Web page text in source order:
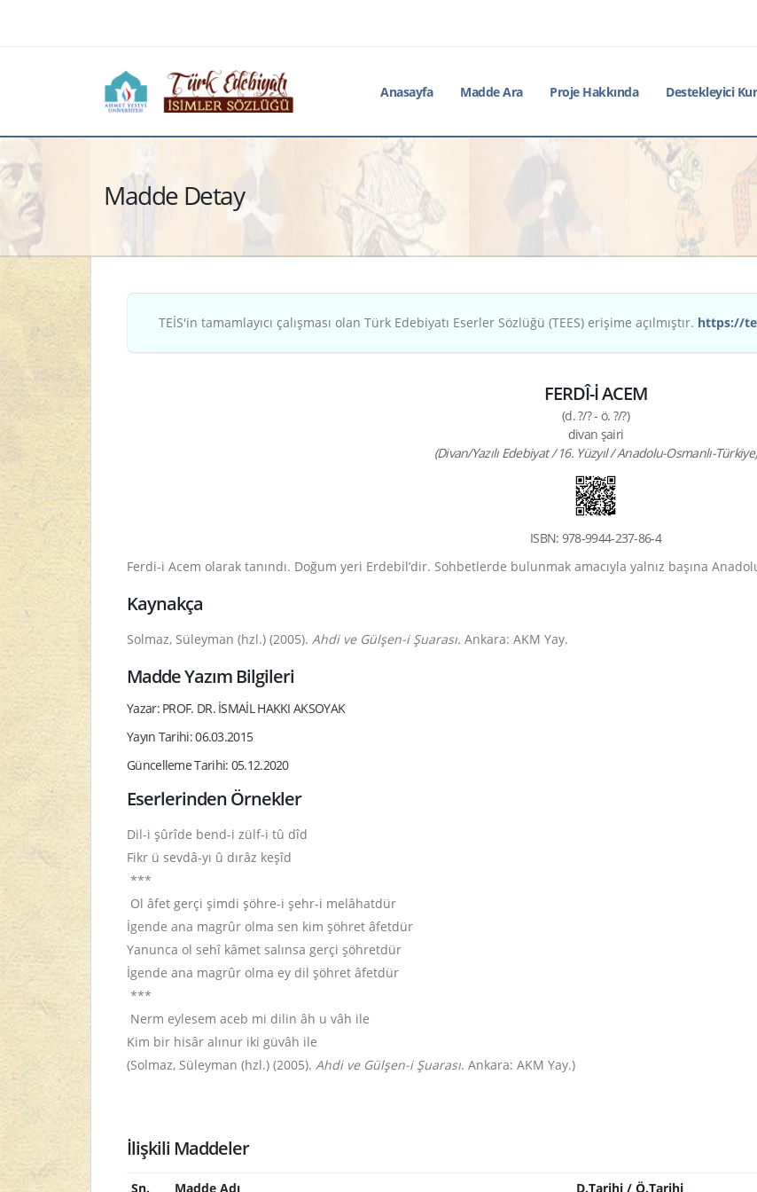
Anasayfa Madde Ara Proje Hakkında Destekleyici
Madde Detay
TEİS'in tamamlayıcı çalışması olan Türk Edebiyatı Eserler Sözlüğü (TEES) erişime açılmıştır. https://
FERDÎ-İ ACEM
(d. ?/? - ö. ?/?)
divan şairi
(Divan/Yazılı Edebiyat / 16. Yüzyıl / Anadolu-Osmanlı-Türkiye)
ISBN: 978-9944-237-86-4
Ferdi-i Acem olarak tanındı. Doğum yeri Erdebil’dir. Sohbetlerde bulunmak amacıyla yalnız başına
Kaynakça
Solmaz, Süleyman (hzl.) (2005). Ahdi ve Gülşen-i Şuarası. Ankara: AKM Yay.
Madde Yazım Bilgileri
Yazar: PROF. DR. İSMAİL HAKKI AKSOYAK
Yayın Tarihi: 06.03.2015
Güncelleme Tarihi: 05.12.2020
Eserlerinden Örnekler
Dil-i şûrîde bend-i zülf-i tû dîd
Fikr ü sevdâ-yı û dırâz keşîd
***
Ol âfet gerçi şimdi şöhre-i şehr-i melâhatdür
İgende ana magrûr olma sen kim şöhret âfetdür
Yanunca ol sehî kâmet salınsa gerçi şöhretdür
İgende ana magrûr olma ey dil şöhret âfetdür
***
Nerm eylesem aceb mi dilin âh u vâh ile
Kim bir hisâr alınur iki güvâh ile
(Solmaz, Süleyman (hzl.) (2005). Ahdi ve Gülşen-i Şuarası. Ankara: AKM Yay.)
İlişkili Maddeler
Sn. Madde Adı D.Tarihi / Ö.Tarihi